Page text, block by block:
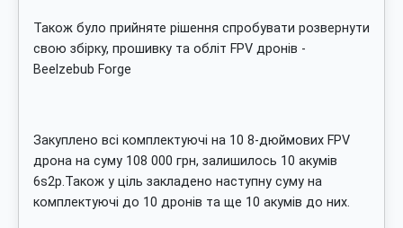
Також було прийняте рішення спробувати розвернути
свою збірку, прошивку та обліт FPV дронів -
Beelzebub Forge
Закуплено всі комплектуючі на 10 8-дюймових FPV
дрона на суму 108 000 грн, залишилось 10 акумів
6s2p.Також у ціль закладено наступну суму на
комплектуючі до 10 дронів та ще 10 акумів до них.